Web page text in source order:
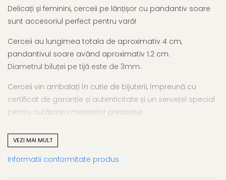
Delicați și feminini, cerceii pe lănțișor cu pandantiv soare
sunt accesoriul perfect pentru vară!
Cerceii au lungimea totala de aproximativ 4 cm,
pandantivul soare având aproximativ 1.2 cm.
Diametrul biluței pe tijă este de 3mm.
Cerceii vin ambalați în cutie de bijuterii, împreună cu
certificat de garanție și autenticitate și un servețel special
pentru curățarea metalelor prețioase.
Greutate: 1.65+/- 0.1g (per pereche)
VEZI MAI MULT
Informatii conformitate produs